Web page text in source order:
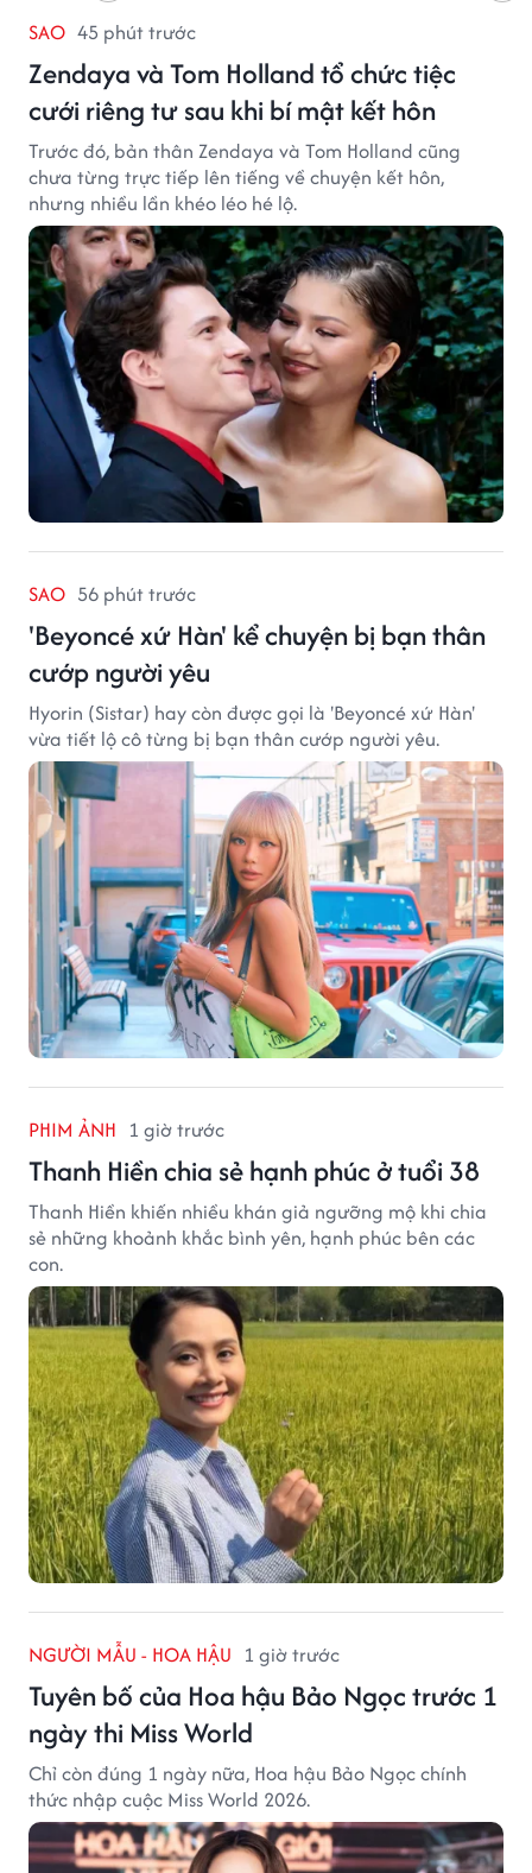
SAO 45 phút trước
Zendaya và Tom Holland tổ chức tiệc
cưới riêng tư sau khi bí mật kết hôn
Trước đó, bản thân Zendaya và Tom Holland cũng
chưa từng trực tiếp lên tiếng về chuyện kết hôn,
nhưng nhiều lần khéo léo hé lộ.
SAO 56 phút trước
'Beyoncé xứ Hàn' kể chuyện bị bạn thân
cướp người yêu
Hyorin (Sistar) hay còn được gọi là 'Beyoncé xứ Hàn'
vừa tiết lộ cô từng bị bạn thân cướp người yêu.
PHIM ẢNH 1 giờ trước
Thanh Hiền chia sẻ hạnh phúc ở tuổi 38
Thanh Hiền khiến nhiều khán giả ngưỡng mộ khi chia
sẻ những khoảnh khắc bình yên, hạnh phúc bên các
con.
NGƯỜI MẪU - HOA HẬU 1 giờ trước
Tuyên bố của Hoa hậu Bảo Ngọc trước 1
ngày thi Miss World
Chỉ còn đúng 1 ngày nữa, Hoa hậu Bảo Ngọc chính
thức nhập cuộc Miss World 2026.